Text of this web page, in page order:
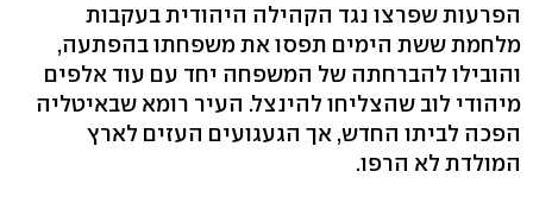
הפרעות שפרצו נגד הקהילה היהודית בעקבות
מלחמת ששת הימים תפסו את משפחתו בהפתעה,
והובילו להברחתה של המשפחה יחד עם עוד אלפים
מיהודי לוב שהצליחו להינצל. העיר רומא שבאיטליה
הפכה לביתו החדש, אך הגעגועים העזים לארץ
המולדת לא הרפו.